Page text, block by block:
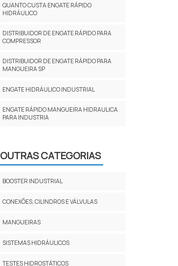
QUANTO CUSTA ENGATE RÁPIDO
HIDRÁULICO
DISTRIBUIDOR DE ENGATE RÁPIDO PARA
COMPRESSOR
DISTRIBUIDOR DE ENGATE RÁPIDO PARA
MANGUEIRA SP
ENGATE HIDRÁULICO INDUSTRIAL
ENGATE RÁPIDO MANGUEIRA HIDRAULICA
PARA INDUSTRIA
OUTRAS CATEGORIAS
BOOSTER INDUSTRIAL
CONEXÕES, CILINDROS E VÁLVULAS
MANGUEIRAS
SISTEMAS HIDRÁULICOS
TESTES HIDROSTÁTICOS